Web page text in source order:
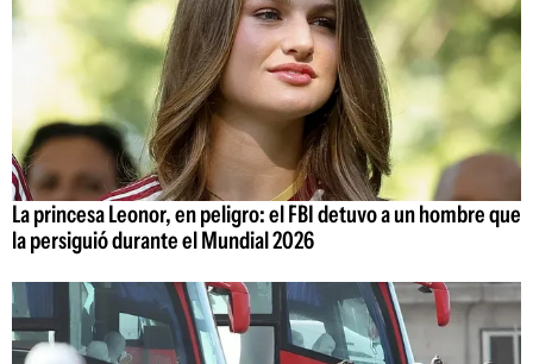
La princesa Leonor, en peligro: el FBI detuvo a un hombre que
la persiguió durante el Mundial 2026